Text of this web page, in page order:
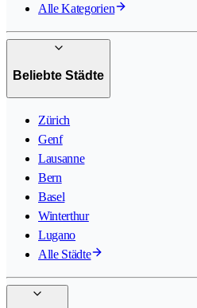
Alle Kategorien
Beliebte Städte
Zürich
Genf
Lausanne
Bern
Basel
Winterthur
Lugano
Alle Städte